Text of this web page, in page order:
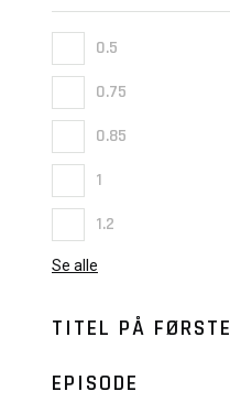
0.5
0.75
0.85
1
1.2
Se alle
TITEL PÅ FØRSTE
EPISODE